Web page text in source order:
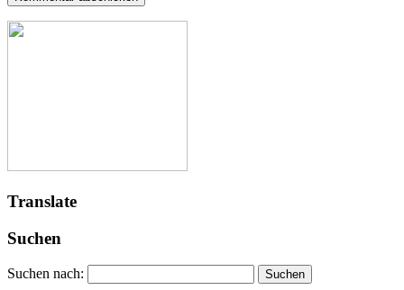
Translate
Suchen
Suchen nach: